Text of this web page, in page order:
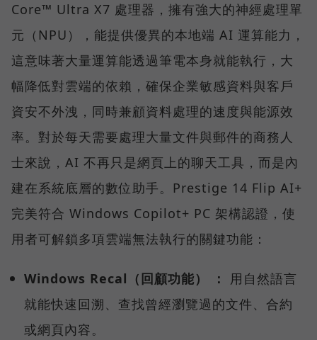
Core™ Ultra X7 處理器，擁有強大的神經處理單
元（NPU），能提供優異的本地端 AI 運算能力，
這意味著大量運算能透過筆電本身就能執行，大
幅降低對雲端的依賴，確保企業敏感資料與客戶
資安不外洩，同時兼顧資料處理的速度與能源效
率。對於每天需要處理大量文件與郵件的商務人
士來說，AI 不再只是網頁上的聊天工具，而是內
建在系統底層的數位助手。Prestige 14 Flip AI+
完美符合 Windows Copilot+ PC 架構認證，使
用者可解鎖多項雲端無法執行的關鍵功能：
Windows Recal（回顧功能） ：
用自然語言
就能快速回溯、查找曾經瀏覽過的文件、合約
或網頁內容。